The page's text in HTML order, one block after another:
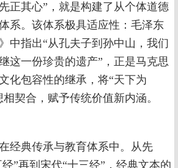
正其心”，就是构建了从个体道德
系。该体系极具适应性：毛泽东
中指出“从孔夫子到孙中山，我们
这一份珍贵的遗产”，正是马克思
化包容性的继承，将“天下为
契合，赋予传统价值新内涵。
经典传承与教育体系中。从先
”再到宋代“十三经”，经典文本的